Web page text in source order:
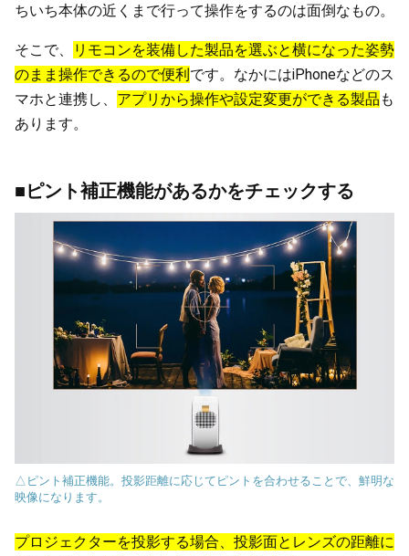
ちいち本体の近くまで行って操作をするのは面倒なもの。
そこで、
リモコンを装備した製品を選ぶと横になった姿勢
のまま操作できるので便利です。なかにはiPhoneなどのス
マホと連携し、 アプリから操作や設定変更ができる製品 も
あります。
■ピント補正機能があるかをチェックする
△ピント補正機能。投影距離に応じてピントを合わせることで、鮮明な
映像になります。
プロジェクターを投影する場合、投影面とレンズの距離に